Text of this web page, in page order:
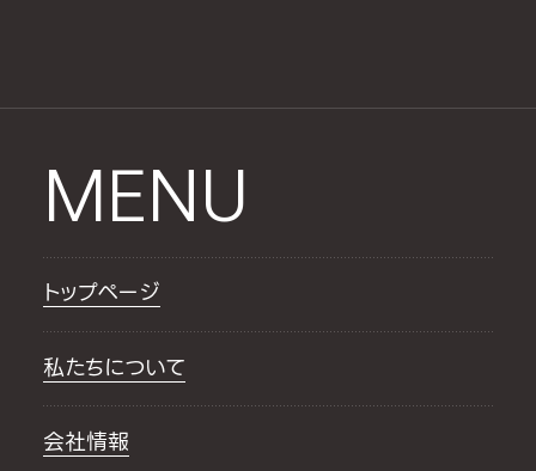
MENU
トップページ
私たちについて
会社情報